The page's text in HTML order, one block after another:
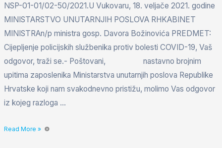
NSP-01-01/02-50/2021.U Vukovaru, 18. veljače 2021. godine
MINISTARSTVO UNUTARNJIH POSLOVA RHKABINET
MINISTRAn/p ministra gosp. Davora Božinovića PREDMET:
Cijepljenje policijskih službenika protiv bolesti COVID-19, Vaš
odgovor, traži se.- Poštovani, nastavno brojnim
upitima zaposlenika Ministarstva unutarnjih poslova Republike
Hrvatske koji nam svakodnevno pristižu, molimo Vas odgovor
iz kojeg razloga …
Read More »